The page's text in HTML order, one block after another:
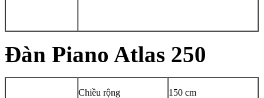
Đàn Piano Atlas 250
Chiều rộng 150 cm